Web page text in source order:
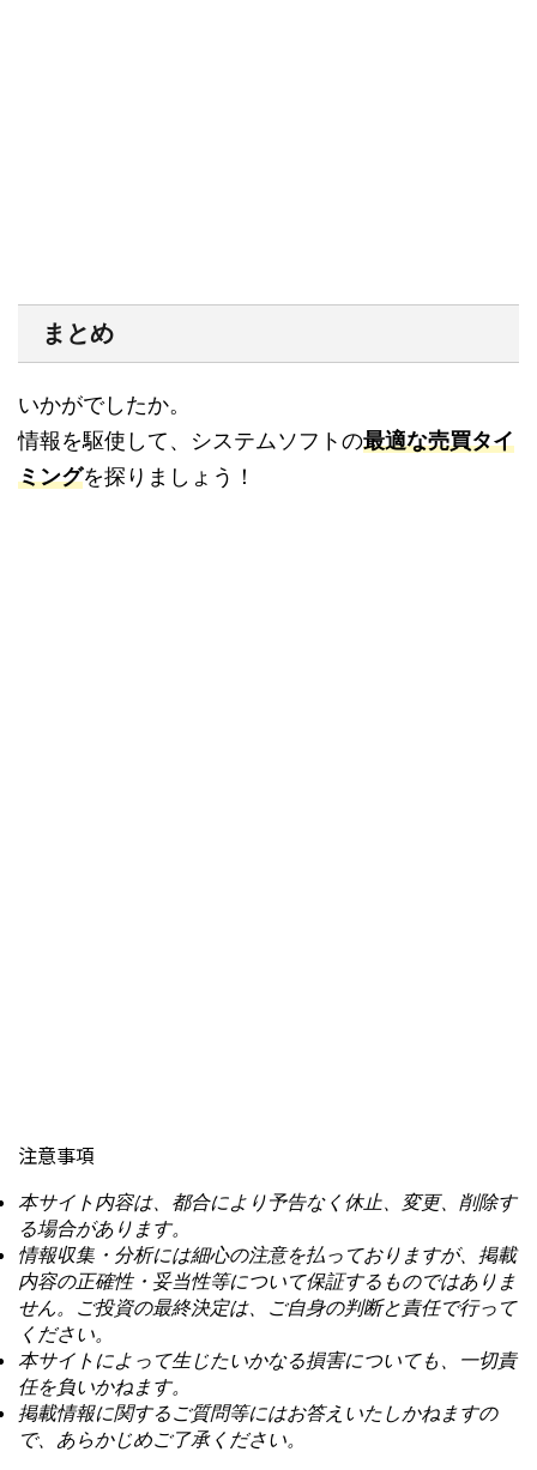
まとめ
いかがでしたか。
情報を駆使して、システムソフトの最適な売買タイ
ミングを探りましょう！
注意事項
本サイト内容は、都合により予告なく休止、変更、削除す
る場合があります。
情報収集・分析には細心の注意を払っておりますが、掲載
内容の正確性・妥当性等について保証するものではありま
せん。ご投資の最終決定は、ご自身の判断と責任で行って
ください。
本サイトによって生じたいかなる損害についても、一切責
任を負いかねます。
掲載情報に関するご質問等にはお答えいたしかねますの
で、あらかじめご了承ください。